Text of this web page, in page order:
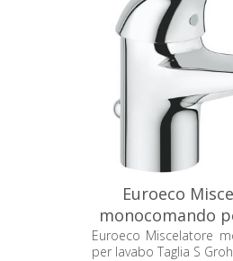
Euroeco
monocomando
Taglia S Grohe
Euroeco Miscelatore
per lavabo Taglia S